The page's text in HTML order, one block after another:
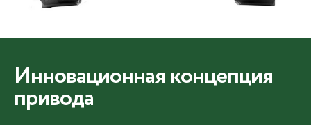
Инновационная концепция
привода